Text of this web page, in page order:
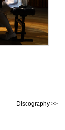
Discography >>